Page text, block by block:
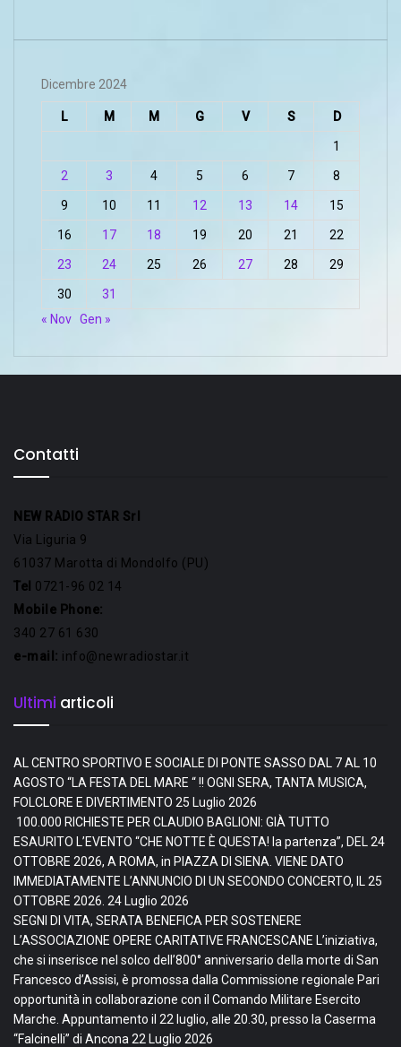
Dicembre 2024
L M M G V S D
1
2 3 4 5 6 7 8
9 10 11 12 13 14 15
16 17 18 19 20 21 22
23 24 25 26 27 28 29
30
31
« Nov Gen »
Contatti
NEW RADIO STAR Srl
Via Liguria 9
61037 Marotta di Mondolfo (PU)
Tel 0721-96 02 14
Mobile Phone:
340 27 61 630
e-mail: info@newradiostar.it
Ultimi articoli
AL CENTRO SPORTIVO E SOCIALE DI PONTE SASSO DAL 7 AL 10
AGOSTO “LA FESTA DEL MARE “ !! OGNI SERA, TANTA MUSICA,
FOLCLORE E DIVERTIMENTO 25 Luglio 2026
100.000 RICHIESTE PER CLAUDIO BAGLIONI: GIÀ TUTTO
ESAURITO L’EVENTO “CHE NOTTE È QUESTA! la partenza”, DEL 24
OTTOBRE 2026, A ROMA, in PIAZZA DI SIENA. VIENE DATO
IMMEDIATAMENTE L’ANNUNCIO DI UN SECONDO CONCERTO, IL 25
OTTOBRE 2026. 24 Luglio 2026
SEGNI DI VITA, SERATA BENEFICA PER SOSTENERE
L’ASSOCIAZIONE OPERE CARITATIVE FRANCESCANE L’iniziativa,
che si inserisce nel solco dell’800° anniversario della morte di San
Francesco d’Assisi, è promossa dalla Commissione regionale Pari
opportunità in collaborazione con il Comando Militare Esercito
Marche. Appuntamento il 22 luglio, alle 20.30, presso la Caserma
“Falcinelli” di Ancona 22 Luglio 2026